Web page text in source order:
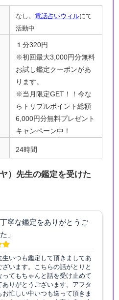
なし。 電話占いウィルにて
活動中
１分320円
※初回最大3,000円分無料
お試し鑑定クーポンがあ
ります。
※当月限定GET！！今な
らトリプルポイント総額
6,000円分無料プレゼント
キャンペーン中！
24時間
）先生の鑑定を受けた
丁寧な鑑定をありがとうご
」
生いつも鑑定して頂きましてあ
ざいます。こちらの話がとりと
ってもちゃんと話を受け止めて
ありがとうございます。アフタ
お忙しい中いつも送って頂きま